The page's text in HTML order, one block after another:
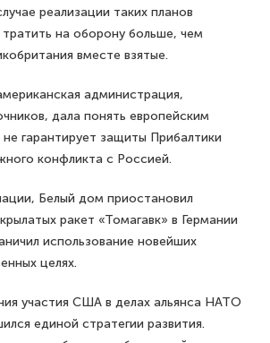
реализации таких планов
тратить на оборону больше, чем
вместе взятые.
администрация,
дала понять европейским
гарантирует защиты Прибалтики
конфликта с Россией.
Белый дом приостановил
ракет «Томагавк» в Германии
использование новейших
целях.
участия США в делах альянса НАТО
единой стратегии развития.